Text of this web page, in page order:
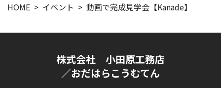
HOME イベント 動画で完成見学会【Kanade】
株式会社 小田原工務店
／おだはらこうむてん